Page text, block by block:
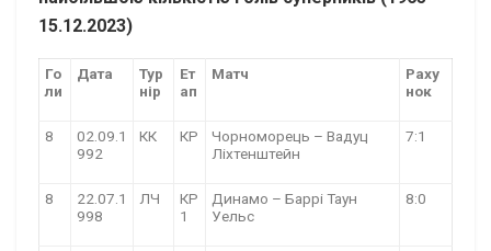
15.12.2023)
Го
ли
Дата
Тур
нір
Ет
ап
Матч
Раху
нок
8
02.09.1
992
КК КР
Чорноморець – Вадуц
Ліхтенштейн
7:1
8
22.07.1
998
ЛЧ
КР
1
Динамо – Баррі Таун
Уельс
8:0